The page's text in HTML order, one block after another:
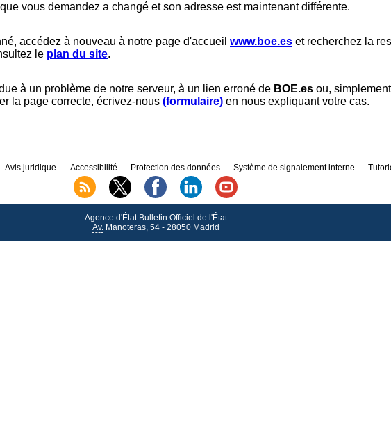
vous demandez a changé et son adresse est maintenant différente.
accédez à nouveau à notre page d'accueil www.boe.es et recherchez la
le plan du site.
à un problème de notre serveur, à un lien erroné de BOE.es ou,
la page correcte, écrivez-nous (formulaire) en nous expliquant votre cas.
Avis juridique Accessibilité Protection des données Système de signalement interne
Agence d'État Bulletin Officiel de l'État
Av.Manoteras, 54 - 28050 Madrid